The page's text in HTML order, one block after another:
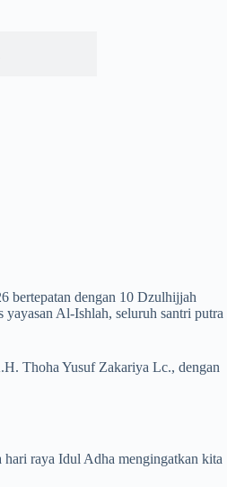
bertepatan dengan 10 Dzulhijjah
Al-Ishlah, seluruh santri putra
Thoha Yusuf Zakariya Lc., dengan
raya Idul Adha mengingatkan kita